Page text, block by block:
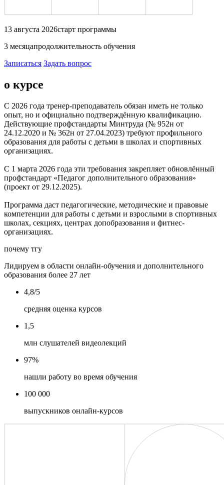
13 августа 2026старт программы
3 месяцапродолжительность обучения
Записаться Задать вопрос
о курсе
С 2026 года тренер-преподаватель обязан иметь не только
опыт, но и официально подтверждённую квалификацию.
Действующие профстандарты Минтруда (№ 952н от
24.12.2020 и № 362н от 27.04.2023) требуют профильного
образования для работы с детьми в школах и спортивных
организациях.
С 1 марта 2026 года эти требования закрепляет обновлённый
профстандарт «Педагог дополнительного образования»
(проект от 29.12.2025).
Программа даст педагогические, методические и правовые
компетенции для работы с детьми и взрослыми в спортивных
школах, секциях, центрах допобразования и фитнес-
организациях.
почему тгу
Лидируем в области онлайн-обучения и дополнительного
образования более 27 лет
4,8/5
средняя оценка курсов
1,5
млн слушателей видеолекций
97%
нашли работу во время обучения
100 000
выпускников онлайн-курсов